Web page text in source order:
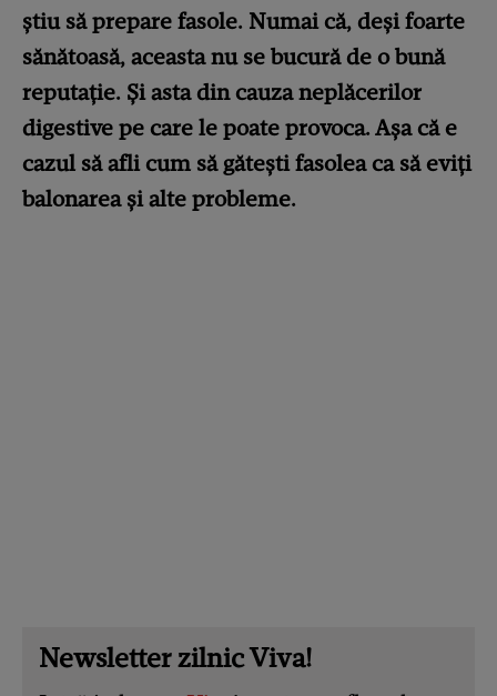
știu să prepare fasole. Numai că, deși foarte
sănătoasă, aceasta nu se bucură de o bună
reputație. Și asta din cauza neplăcerilor
digestive pe care le poate provoca. Așa că e
cazul să afli cum să gătești fasolea ca să eviți
balonarea și alte probleme.
Newsletter zilnic Viva!